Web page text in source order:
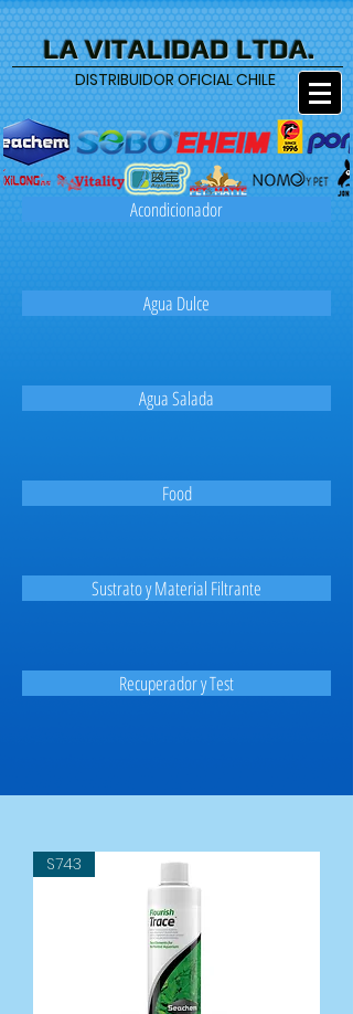
LA VITALIDAD LTDA.
DISTRIBUIDOR OFICIAL CHILE
Acondicionador
Agua Dulce
Agua Salada
Food
Sustrato y Material Filtrante
Recuperador y Test
S743